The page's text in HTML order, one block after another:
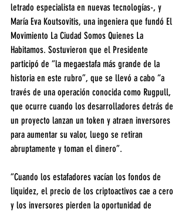
letrado especialista en nuevas tecnologías-, y
María Eva Koutsovitis, una ingeniera que fundó El
Movimiento La Ciudad Somos Quienes La
Habitamos. Sostuvieron que el Presidente
participó de “la megaestafa más grande de la
historia en este rubro”, que se llevó a cabo “a
través de una operación conocida como Rugpull,
que ocurre cuando los desarrolladores detrás de
un proyecto lanzan un token y atraen inversores
para aumentar su valor, luego se retiran
abruptamente y toman el dinero”.
“Cuando los estafadores vacían los fondos de
liquidez, el precio de los criptoactivos cae a cero
y los inversores pierden la oportunidad de